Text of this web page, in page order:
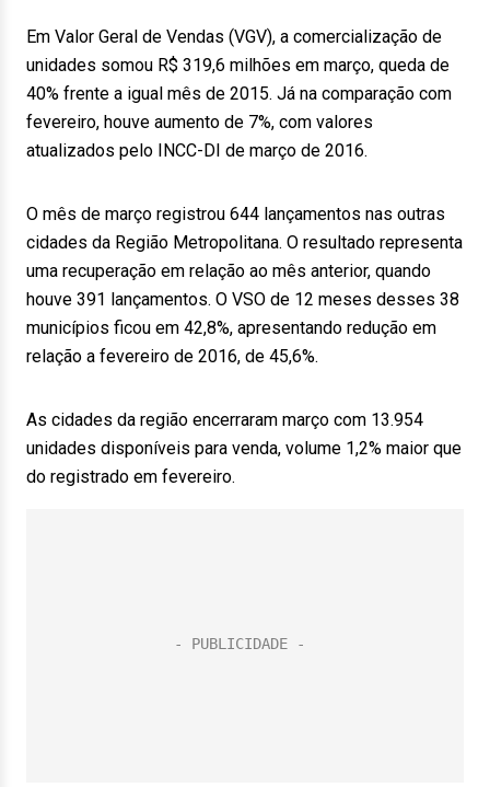
Em Valor Geral de Vendas (VGV), a comercialização de
unidades somou R$ 319,6 milhões em março, queda de
40% frente a igual mês de 2015. Já na comparação com
fevereiro, houve aumento de 7%, com valores
atualizados pelo INCC-DI de março de 2016.
O mês de março registrou 644 lançamentos nas outras
cidades da Região Metropolitana. O resultado representa
uma recuperação em relação ao mês anterior, quando
houve 391 lançamentos. O VSO de 12 meses desses 38
municípios ficou em 42,8%, apresentando redução em
relação a fevereiro de 2016, de 45,6%.
As cidades da região encerraram março com 13.954
unidades disponíveis para venda, volume 1,2% maior que
do registrado em fevereiro.